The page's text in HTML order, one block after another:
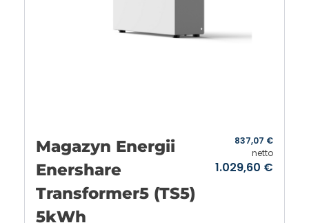
Magazyn Energii
Enershare
Transformer5 (TS5)
5kWh
1.029,60 €
837,07 €
netto